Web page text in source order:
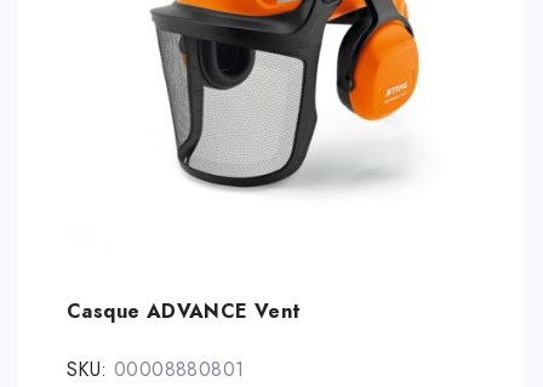
Casque ADVANCE Vent
SKU: 00008880801